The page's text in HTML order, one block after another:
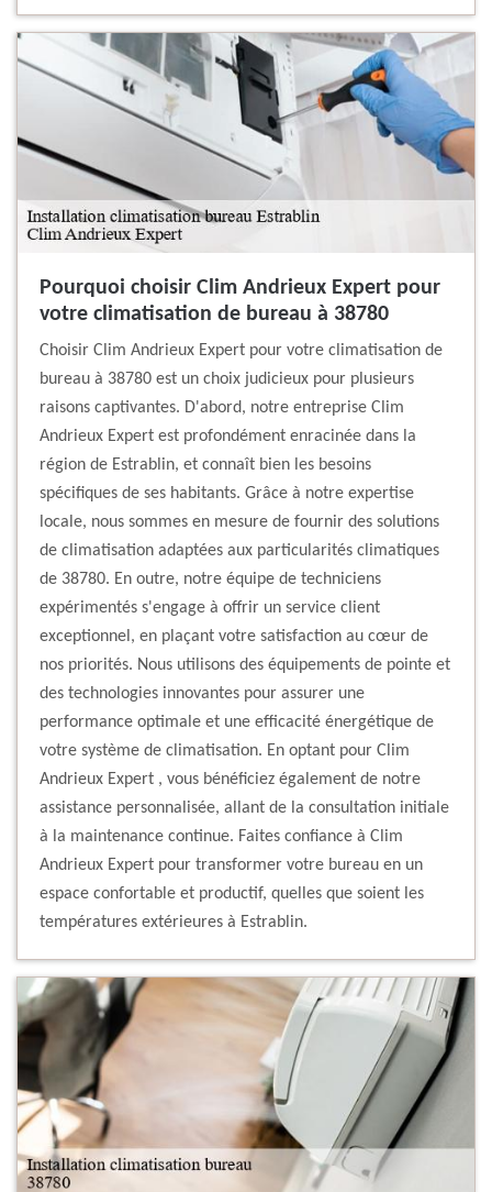
Pourquoi choisir Clim Andrieux Expert pour
votre climatisation de bureau à 38780
Choisir Clim Andrieux Expert pour votre climatisation de
bureau à 38780 est un choix judicieux pour plusieurs
raisons captivantes. D'abord, notre entreprise Clim
Andrieux Expert est profondément enracinée dans la
région de Estrablin, et connaît bien les besoins
spécifiques de ses habitants. Grâce à notre expertise
locale, nous sommes en mesure de fournir des solutions
de climatisation adaptées aux particularités climatiques
de 38780. En outre, notre équipe de techniciens
expérimentés s'engage à offrir un service client
exceptionnel, en plaçant votre satisfaction au cœur de
nos priorités. Nous utilisons des équipements de pointe et
des technologies innovantes pour assurer une
performance optimale et une efficacité énergétique de
votre système de climatisation. En optant pour Clim
Andrieux Expert , vous bénéficiez également de notre
assistance personnalisée, allant de la consultation initiale
à la maintenance continue. Faites confiance à Clim
Andrieux Expert pour transformer votre bureau en un
espace confortable et productif, quelles que soient les
températures extérieures à Estrablin.